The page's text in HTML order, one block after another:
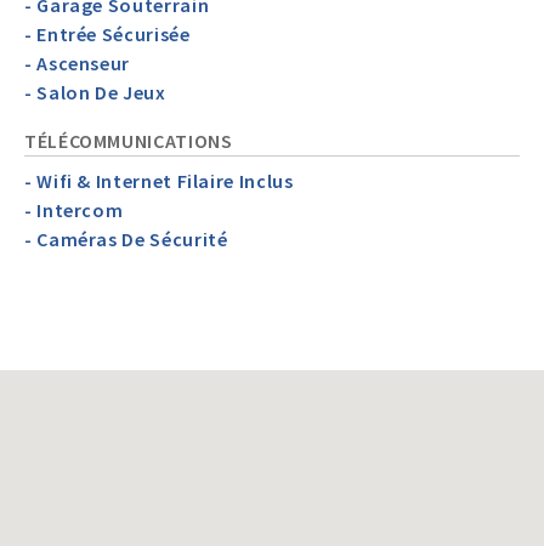
- Garage Souterrain
- Entrée Sécurisée
- Ascenseur
- Salon De Jeux
TÉLÉCOMMUNICATIONS
- Wifi & Internet Filaire Inclus
- Intercom
- Caméras De Sécurité